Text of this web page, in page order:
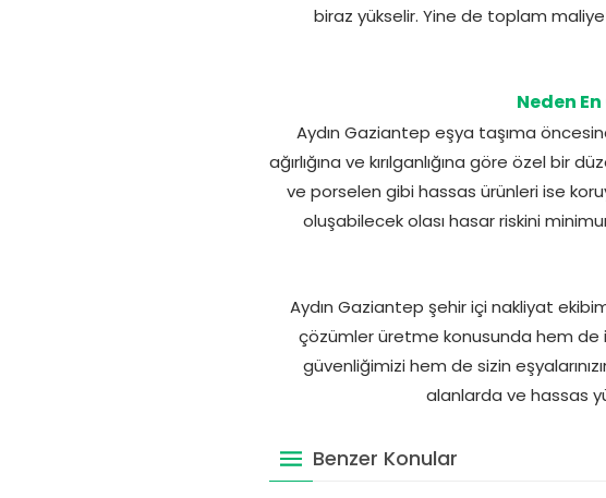
biraz yükselir. Yine de toplam
Neden
Aydın Gaziantep eşya taşıma
ağırlığına ve kırılganlığına göre özel bir
ve porselen gibi hassas ürünleri ise
oluşabilecek olası hasar riskini
Aydın Gaziantep şehir içi nakliyat
çözümler üretme konusunda hem de
güvenliğimizi hem de sizin
alanlarda ve hassas
Benzer Konular